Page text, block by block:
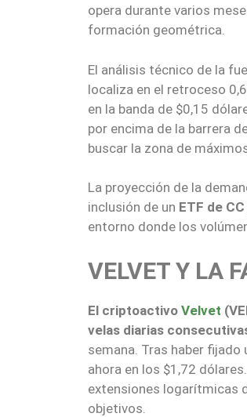
opera durante varios
formación geométrica.
El análisis técnico de la
localiza en el retroceso
en la banda de $0,15
por encima de la barrera
buscar la zona de
La proyección de la
inclusión de un ETF de CC
entorno donde los
VELVET Y LA
El criptoactivo Velvet
velas diarias
semana. Tras haber
ahora en los $1,72
extensiones logarítmicas
objetivos.